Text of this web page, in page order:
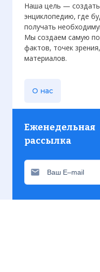
Наша цель —
энциклопедию, где
получать
Мы создаем самую
фактов, точек
материалов.
О нас
Еженедельная
рассылка
Присылаем только